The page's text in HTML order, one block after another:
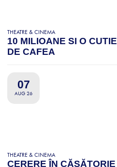
THEATRE & CINEMA
10 MILIOANE SI O CUTIE
DE CAFEA
07
AUG 26
THEATRE & CINEMA
CERERE ÎN CĂSĂTORIE